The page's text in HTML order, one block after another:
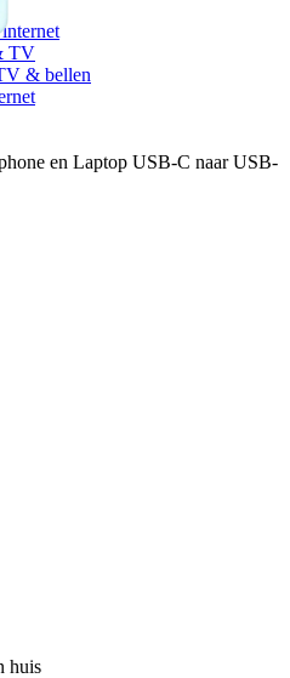
TV
& bellen
en Laptop USB-C naar USB-
huis